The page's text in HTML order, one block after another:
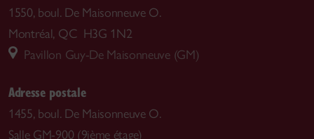
1550, boul. De Maisonneuve O.
Montréal, QC H3G 1N2
Pavillon Guy-De Maisonneuve (GM)
Adresse postale
1455, boul. De Maisonneuve O.
Salle GM-900 (9ième étage)